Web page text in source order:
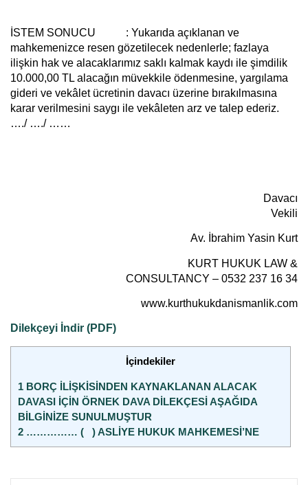
İSTEM SONUCU : Yukarıda açıklanan ve
mahkemenizce resen gözetilecek nedenlerle; fazlaya
ilişkin hak ve alacaklarımız saklı kalmak kaydı ile şimdilik
10.000,00 TL alacağın müvekkile ödenmesine, yargılama
gideri ve vekâlet ücretinin davacı üzerine bırakılmasına
karar verilmesini saygı ile vekâleten arz ve talep ederiz.
…./ …./ ……
Davacı
Vekili
Av. İbrahim Yasin Kurt
KURT HUKUK LAW &
CONSULTANCY – 0532 237 16 34
www.kurthukukdanismanlik.com
Dilekçeyi İndir (PDF)
İçindekiler
1 BORÇ İLİŞKİSİNDEN KAYNAKLANAN ALACAK
DAVASI İÇİN ÖRNEK DAVA DİLEKÇESİ AŞAĞIDA
BİLGİNİZE SUNULMUŞTUR
2 …………… ( ) ASLİYE HUKUK MAHKEMESİ’NE